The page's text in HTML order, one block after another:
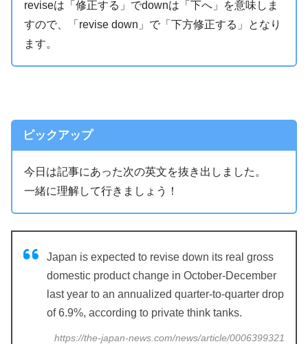
reviseは「修正する」でdownは「下へ」を意味しま
すので、「revise down」で「下方修正する」となり
ます。
ピックアップ
今日は記事にあった次の英文を抜き出しました。
一緒に理解して行きましょう！
Japan is expected to revise down its real gross
domestic product change in October-December
last year to an annualized quarter-to-quarter drop
of 6.9%, according to private think tanks.
https://the-japan-news.com/news/article/0006399321